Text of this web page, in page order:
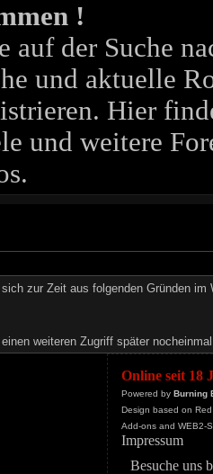
!
auf der Suche
und aktuelle
Hier
und weitere
zur Zeit aus folgenden Gründen im
weiteren Zugriff später
Online seit 18
Powered by Burning
Design based on
Add-ons and WEB2-
Impressum
Besuche uns